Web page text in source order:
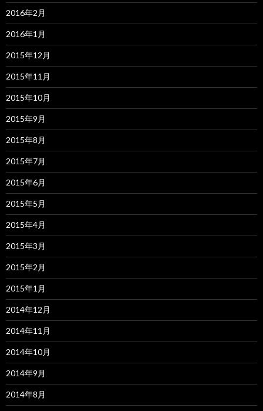
2016年2月
2016年1月
2015年12月
2015年11月
2015年10月
2015年9月
2015年8月
2015年7月
2015年6月
2015年5月
2015年4月
2015年3月
2015年2月
2015年1月
2014年12月
2014年11月
2014年10月
2014年9月
2014年8月